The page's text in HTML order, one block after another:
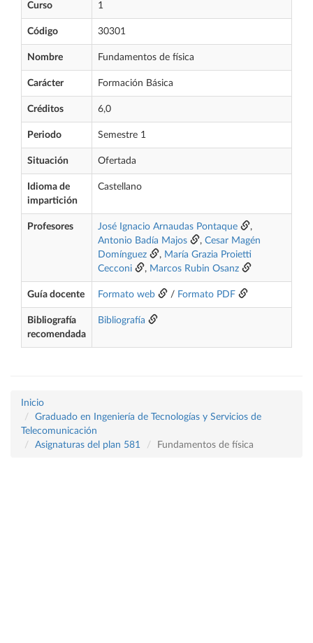
Curso 1
Código 30301
Nombre Fundamentos de física
Carácter Formación Básica
Créditos 6,0
Periodo Semestre 1
Situación Ofertada
Idioma de
impartición
Castellano
Profesores José Ignacio Arnaudas Pontaque
,
Antonio Badía Majos
, Cesar Magén
Domínguez
, María Grazia Proietti
Cecconi
, Marcos Rubin Osanz
Guía docente Formato web / Formato PDF
Bibliografía
recomendada
Bibliografía
Inicio
Graduado en Ingeniería de Tecnologías y Servicios de
Telecomunicación
Asignaturas del plan 581
Fundamentos de física